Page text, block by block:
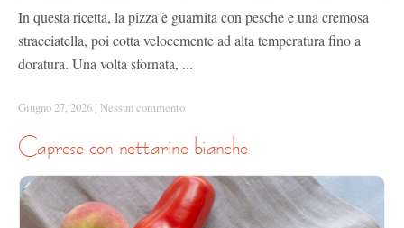
In questa ricetta, la pizza è guarnita con pesche e una cremosa
stracciatella, poi cotta velocemente ad alta temperatura fino a
doratura. Una volta sfornata, ...
Giugno 27, 2026 | Nessun commento
caprese con nettarine bianche